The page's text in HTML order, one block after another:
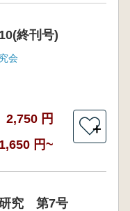
終刊号)
会
2,750 円
1,650 円~
＋
研究 第7号